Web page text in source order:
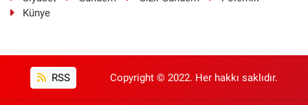
Künye
RSS Copyright © 2022. Her hakkı saklıdır.